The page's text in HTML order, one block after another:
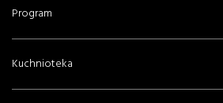
Program
Kuchnioteka